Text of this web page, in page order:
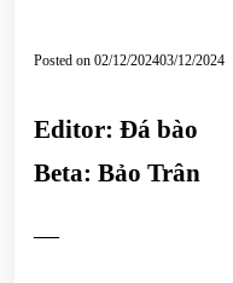
Posted on 02/12/202403/12/2024
Editor: Đá bào
Beta: Bảo Trân
—